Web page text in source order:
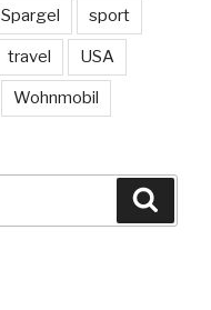
Spargel sport
travel USA
Wohnmobil